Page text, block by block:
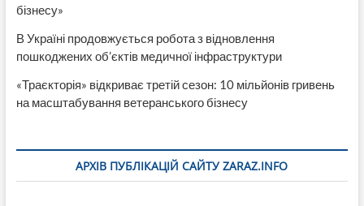
бізнесу»
В Україні продовжується робота з відновлення
пошкоджених об’єктів медичної інфраструктури
«Траєкторія» відкриває третій сезон: 10 мільйонів гривень
на масштабування ветеранського бізнесу
АРХІВ ПУБЛІКАЦІЙ САЙТУ ZARAZ.INFO